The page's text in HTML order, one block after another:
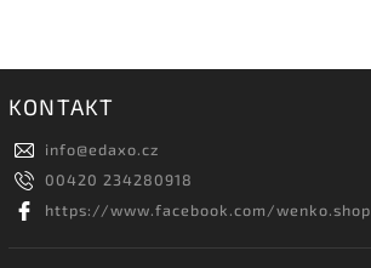
KONTAKT
info@edaxo.cz
00420 234280918
https://www.facebook.com/wenko.shop